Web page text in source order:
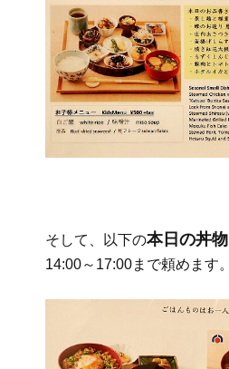
そして、以下の本日の丼物
14:00～17:00まで頼めます。